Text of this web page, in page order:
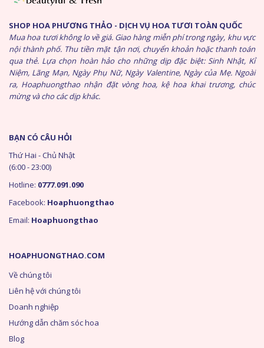
SHOP HOA PHƯƠNG THẢO - DỊCH VỤ HOA TƯƠI TOÀN QUỐC
Mua hoa tươi không lo về giá. Giao hàng miễn phí trong ngày, khu vực
nội thành phố. Thu tiền mặt tận nơi, chuyển khoản hoặc thanh toán
qua thẻ. Lựa chọn hoàn hảo cho những dịp đặc biệt: Sinh Nhật, Kỉ
Niệm, Lãng Mạn, Ngày Phụ Nữ, Ngày Valentine, Ngày của Mẹ. Ngoài
ra, Hoaphuongthao nhận đặt vòng hoa, kệ hoa khai trương, chúc
mừng và cho các dịp khác.
HOAPHUONGTHAO.COM
Về chúng tôi
Liên hệ với chúng tôi
Doanh nghiệp
Hướng dẫn chăm sóc hoa
Blog
BẠN CÓ CÂU HỎI
Thứ Hai - Chủ Nhật
(6:00 - 23:00)
Hotline: 0777.091.090
Facebook: Hoaphuongthao
Email: Hoaphuongthao